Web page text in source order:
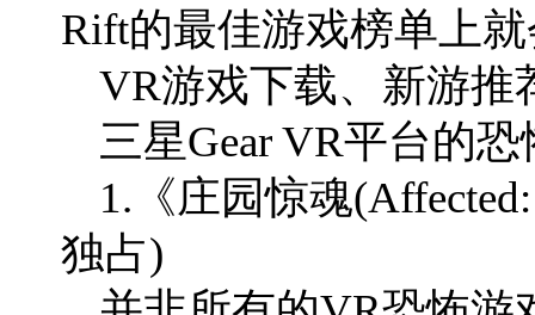
Rift的最佳游戏榜单上
VR游戏下载、新游推
三星Gear VR平台的
1.《庄园惊魂
独占)